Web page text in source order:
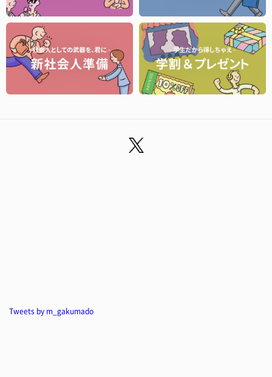
Tweets by m_gakumado